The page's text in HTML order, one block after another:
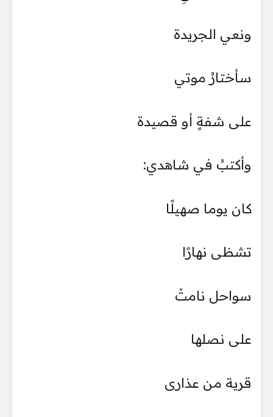
ونعي الجريدة
سأختارُ موتي
على شفةٍ أو قصيدة
وأكتبُ في شاهدي:
كان يوما صهيلًا
تشظى نهارًا
سواحل نامتْ
على نصلها
قرية من عذارى